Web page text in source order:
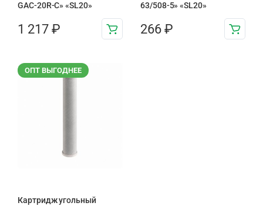
GAC-20R-C» «SL20»
1 217 ₽
63/508-5» «SL20»
266 ₽
ОПТ ВЫГОДНЕЕ
Картридж угольный